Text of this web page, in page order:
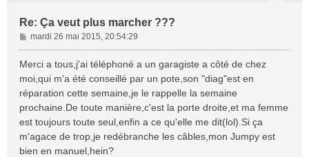
Re: Ça veut plus marcher ???
M
e
a
g
e
mardi 26 mai 2015, 20:54:29
Merci a tous,j'ai téléphoné a un garagiste a côté de chez
moi,qui m'a été conseillé par un pote,son "diag"est en
réparation cette semaine,je le rappelle la semaine
prochaine.De toute manière,c'est la porte droite,et ma femme
est toujours toute seul,enfin a ce qu'elle me dit(lol).Si ça
m'agace de trop,je redébranche les câbles,mon Jumpy est
bien en manuel,hein?